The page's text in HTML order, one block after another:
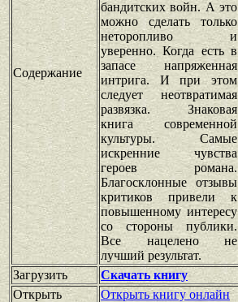
Содержание
бандитских войн. А это
можно сделать только
неторопливо и
уверенно. Когда есть в
запасе напряженная
интрига. И при этом
следует неотвратимая
развязка. Знаковая
книга современной
культуры. Самые
искренние чувства
героев романа.
Благосклонные отзывы
критиков привели к
повышенному интересу
со стороны публики.
Все нацелено не
лучший результат.
Загрузить
Скачать книгу
Открыть
Открыть книгу онлайн